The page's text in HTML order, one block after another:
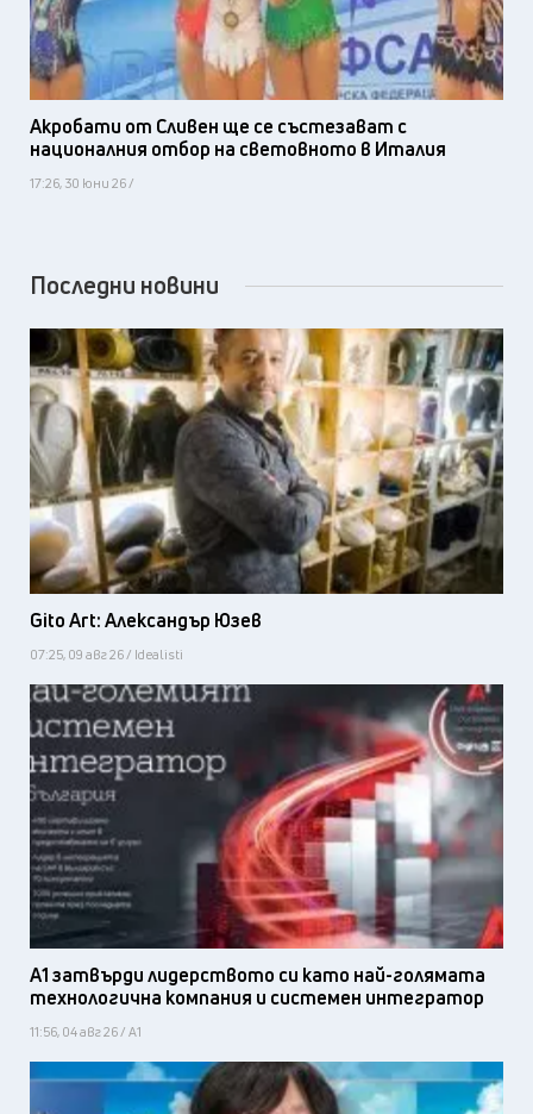
Акробати от Сливен ще се състезават с
националния отбор на световното в Италия
17:26, 30 юни 26 /
Последни новини
Gito Art: Александър Юзев
07:25, 09 авг 26 / Idealisti
А1 затвърди лидерството си като най-голямата
технологична компания и системен интегратор
11:56, 04 авг 26 / А1